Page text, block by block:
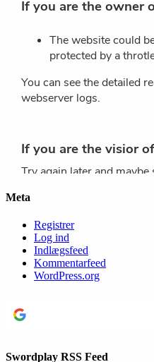
Meta
Registrer
Log ind
Indlægsfeed
Kommentarfeed
WordPress.org
Swordplay RSS Feed